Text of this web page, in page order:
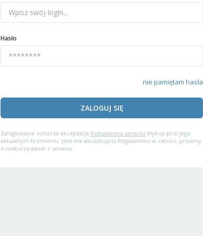
Hasło
nie pamiętam hasła
ZALOGUJ SIĘ
Zalogowanie oznacza akceptację Regulaminu serwisu Wykop.pl w jego
aktualnym brzmieniu. Jeśli nie akceptujesz Regulaminu w całości, prosimy
o niekorzystanie z serwisu.